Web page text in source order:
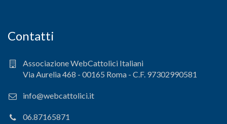
Contatti
Associazione WebCattolici Italiani
Via Aurelia 468 - 00165 Roma - C.F. 97302990581
info@webcattolici.it
06.87165871